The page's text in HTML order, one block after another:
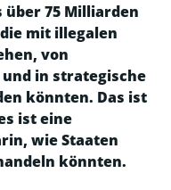
über 75 Milliarden
mit illegalen
von
in strategische
könnten. Das ist
ist eine
wie Staaten
könnten.